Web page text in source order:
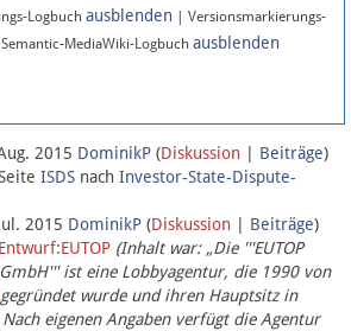
Logbuch ausblenden | Versionsmarkierungs-
MediaWiki-Logbuch ausblenden
2015 DominikP (Diskussion Beiträge)
ISDS nach Investor-State-Dispute-
2015 DominikP (Diskussion Beiträge)
Entwurf:EUTOP (Inhalt war: „Die '''EUTOP
ist eine Lobbyagentur, die 1990 von
wurde und ihren Hauptsitz in
eigenen Angaben verfügt die Agentur